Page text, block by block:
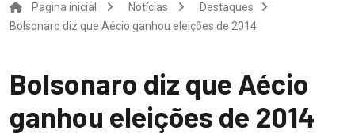
Pagina inicial Notícias
Destaques
Bolsonaro diz que Aécio ganhou eleições de 2014
Bolsonaro diz que Aécio
ganhou eleições de 2014